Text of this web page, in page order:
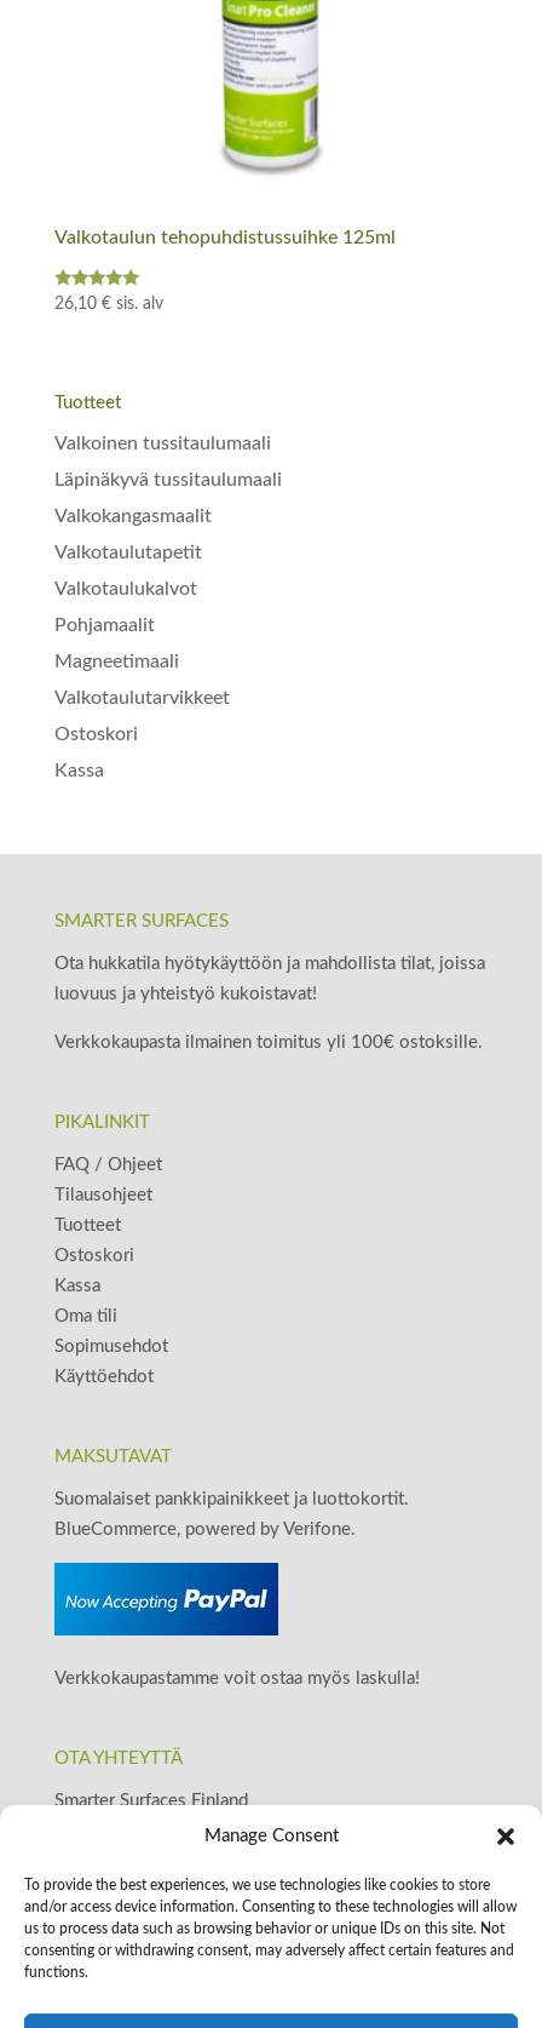
Manage Consent
To provide the best experiences, we use technologies like cookies to store
and/or access device information. Consenting to these technologies will allow
us to process data such as browsing behavior or unique IDs on this site. Not
consenting or withdrawing consent, may adversely affect certain features and
functions.
Valkotaulun tehopuhdistussuihke 125ml
Arvostelu
tuotteesta:
26,10 € sis. alv
Tuotteet
Valkoinen tussitaulumaali
Läpinäkyvä tussitaulumaali
Valkokangasmaalit
Valkotaulutapetit
Valkotaulukalvot
Pohjamaalit
Magneetimaali
Valkotaulutarvikkeet
Ostoskori
Kassa
SMARTER SURFACES
Ota hukkatila hyötykäyttöön ja mahdollista tilat, joissa
luovuus ja yhteistyö kukoistavat!
Verkkokaupasta ilmainen toimitus yli 100€ ostoksille.
PIKALINKIT
FAQ / Ohjeet
Tilausohjeet
Tuotteet
Ostoskori
Kassa
Oma tili
Sopimusehdot
Käyttöehdot
MAKSUTAVAT
Suomalaiset pankkipainikkeet ja luottokortit.
BlueCommerce, powered by Verifone.
Verkkokaupastamme voit ostaa myös laskulla!
OTA YHTEYTTÄ
Smarter Surfaces Finland
posti@smartersurfaces.fi
www.smartersurfaces.fi